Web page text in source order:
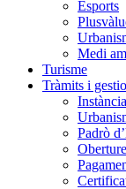
Esports
Medi
Turisme
Tràmits i
Padrò